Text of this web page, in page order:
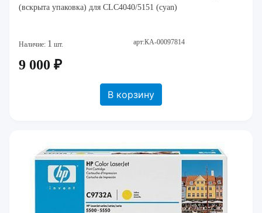
(вскрыта упаковка) для CLC4040/5151 (cyan)
Наличие: 1 шт. арт:КА-00097814
9 000 ₽
В корзину